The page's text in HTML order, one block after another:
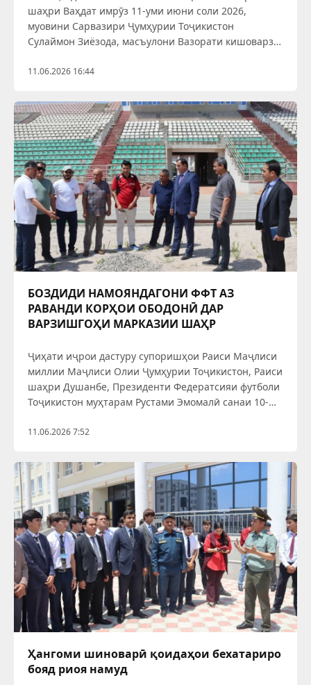
шаҳри Ваҳдат имрӯз 11-уми июни соли 2026,
муовини Сарвазири Ҷумҳурии Тоҷикистон
Сулаймон Зиёзода, масъулони Вазорати кишоварзӣ
ташриф оварда, аз ҳолати самаранок истифода
11.06.2026 16:44
БОЗДИДИ НАМОЯНДАГОНИ ФФТ АЗ
РАВАНДИ КОРҲОИ ОБОДОНӢ ДАР
ВАРЗИШГОҲИ МАРКАЗИИ ШАҲР
Ҷиҳати иҷрои дастуру супоришҳои Раиси Маҷлиси
миллии Маҷлиси Олии Ҷумҳурии Тоҷикистон, Раиси
шаҳри Душанбе, Президенти Федератсияи футболи
Тоҷикистон муҳтарам Рустами Эмомалӣ санаи 10-
футболи Тоҷикистон ба шаҳри Ваҳдат ташриф
11.06.2026 7:52
Ҳангоми шиноварӣ қоидаҳои бехатариро
бояд риоя намуд